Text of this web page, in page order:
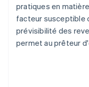
pratiques en
facteur susceptible
prévisibilité des
permet au prêteur